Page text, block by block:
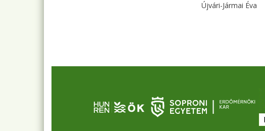
Újvári-Jármai Éva